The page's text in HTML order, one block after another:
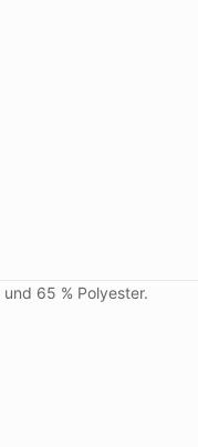
65 % Polyester.